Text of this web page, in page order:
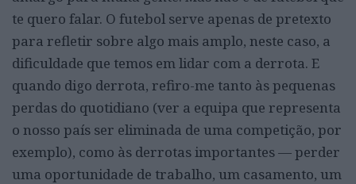
te quero falar. O futebol serve apenas de pretexto
para refletir sobre algo mais amplo, neste caso, a
dificuldade que temos em lidar com a derrota. E
quando digo derrota, refiro-me tanto às pequenas
perdas do quotidiano (ver a equipa que representa
o nosso país ser eliminada de uma competição, por
exemplo), como às derrotas importantes — perder
uma oportunidade de trabalho, um casamento, um